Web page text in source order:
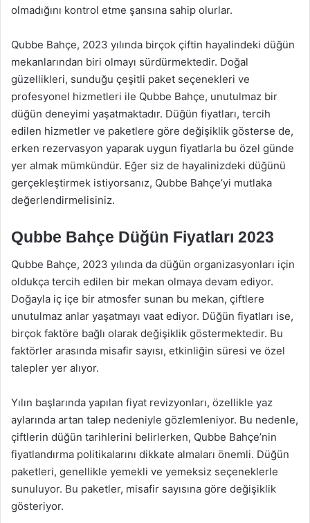
olmadığını kontrol etme şansına sahip olurlar.
Qubbe Bahçe, 2023 yılında birçok çiftin hayalindeki düğün
mekanlarından biri olmayı sürdürmektedir. Doğal
güzellikleri, sunduğu çeşitli paket seçenekleri ve
profesyonel hizmetleri ile Qubbe Bahçe, unutulmaz bir
düğün deneyimi yaşatmaktadır. Düğün fiyatları, tercih
edilen hizmetler ve paketlere göre değişiklik gösterse de,
erken rezervasyon yaparak uygun fiyatlarla bu özel günde
yer almak mümkündür. Eğer siz de hayalinizdeki düğünü
gerçekleştirmek istiyorsanız, Qubbe Bahçe’yi mutlaka
değerlendirmelisiniz.
Qubbe Bahçe Düğün Fiyatları 2023
Qubbe Bahçe, 2023 yılında da düğün organizasyonları için
oldukça tercih edilen bir mekan olmaya devam ediyor.
Doğayla iç içe bir atmosfer sunan bu mekan, çiftlere
unutulmaz anlar yaşatmayı vaat ediyor. Düğün fiyatları ise,
birçok faktöre bağlı olarak değişiklik göstermektedir. Bu
faktörler arasında misafir sayısı, etkinliğin süresi ve özel
talepler yer alıyor.
Yılın başlarında yapılan fiyat revizyonları, özellikle yaz
aylarında artan talep nedeniyle gözlemleniyor. Bu nedenle,
çiftlerin düğün tarihlerini belirlerken, Qubbe Bahçe’nin
fiyatlandırma politikalarını dikkate almaları önemli. Düğün
paketleri, genellikle yemekli ve yemeksiz seçeneklerle
sunuluyor. Bu paketler, misafir sayısına göre değişiklik
gösteriyor.